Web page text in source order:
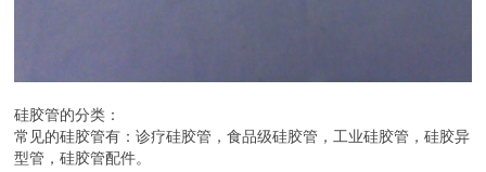
硅胶管的分类：
常见的硅胶管有：诊疗硅胶管，食品级硅胶管，工业硅胶管，硅胶异
型管，硅胶管配件。